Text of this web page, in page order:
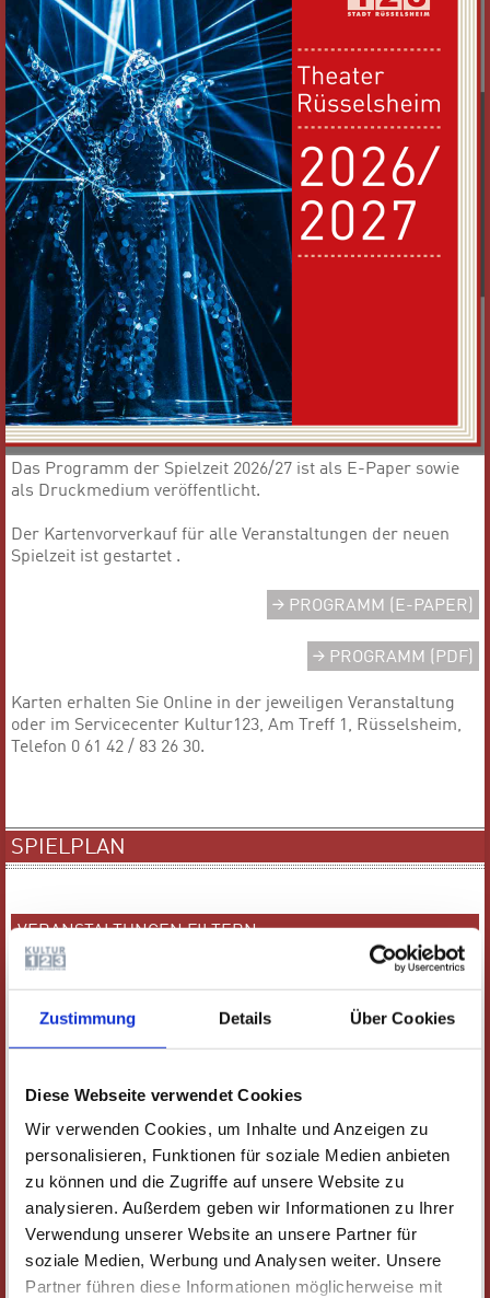
Zustimmung Details Über Cookies
Diese Webseite verwendet Cookies
Wir verwenden Cookies, um Inhalte und Anzeigen zu
personalisieren, Funktionen für soziale Medien anbieten
zu können und die Zugriffe auf unsere Website zu
analysieren. Außerdem geben wir Informationen zu Ihrer
Verwendung unserer Website an unsere Partner für
soziale Medien, Werbung und Analysen weiter. Unsere
Partner führen diese Informationen möglicherweise mit
Das Programm der Spielzeit 2026/27 ist als E-Paper sowie
als Druckmedium veröffentlicht.
Der Kartenvorverkauf für alle Veranstaltungen der neuen
Spielzeit ist gestartet .
PROGRAMM (E-PAPER)
PROGRAMM (PDF)
Karten erhalten Sie Online in der jeweiligen Veranstaltung
oder im Servicecenter Kultur123, Am Treff 1, Rüsselsheim,
Telefon 0 61 42 / 83 26 30.
SPIELPLAN
VERANSTALTUNGEN FILTERN
Konzerte & Classic-Café
Lesungen, Vorträge & Weiteres Jazz-Fabrik illust_ratio
Konzerte & Classic-Café
VERANSTALTUNGEN AB 08.08.2026